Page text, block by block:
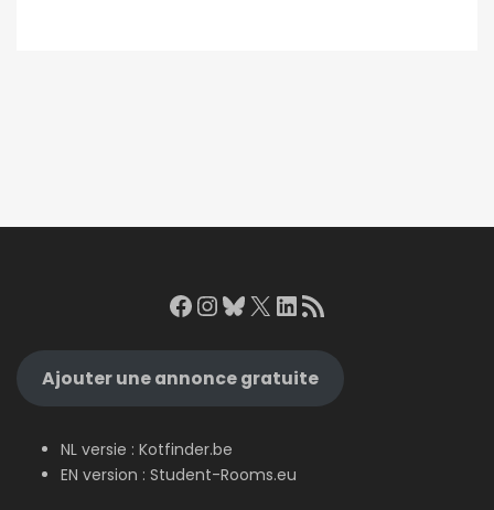
Facebook
Instagram
Bluesky
X LinkedIn
RSS Feed
Ajouter une annonce gratuite
NL versie : Kotfinder.be
EN version : Student-Rooms.eu